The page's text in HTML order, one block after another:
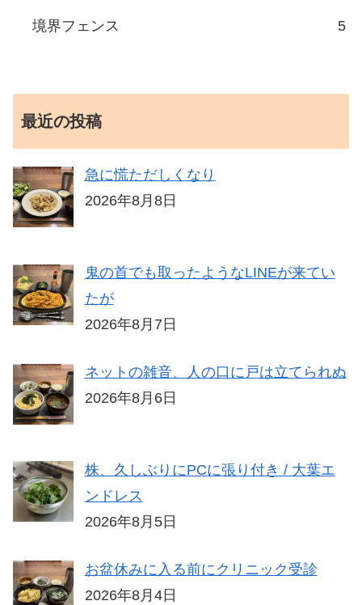
境界フェンス 5
最近の投稿
急に慌ただしくなり
2026年8月8日
鬼の首でも取ったようなLINEが来てい
たが
2026年8月7日
ネットの雑音、人の口に戸は立てられぬ
2026年8月6日
株、久しぶりにPCに張り付き / 大葉エ
ンドレス
2026年8月5日
お盆休みに入る前にクリニック受診
2026年8月4日